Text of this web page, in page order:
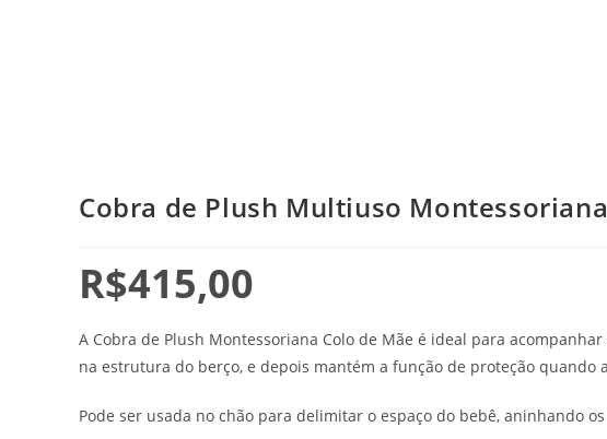
Cobra de Plush Multiuso
R$415,00
A Cobra de Plush Montessoriana Colo de Mãe é ideal para
na estrutura do berço, e depois mantém a função de proteção quando
Pode ser usada no chão para delimitar o espaço do bebê, aninhando